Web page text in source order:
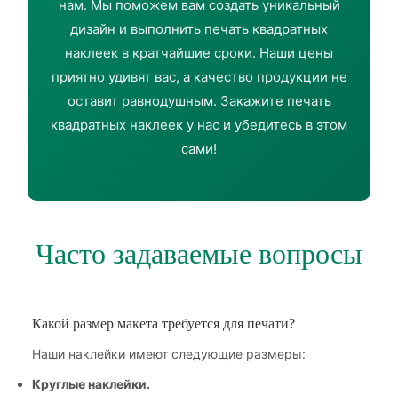
нам. Мы поможем вам создать уникальный
дизайн и выполнить печать квадратных
наклеек в кратчайшие сроки. Наши цены
приятно удивят вас, а качество продукции не
оставит равнодушным. Закажите печать
квадратных наклеек у нас и убедитесь в этом
сами!
Часто задаваемые вопросы
Какой размер макета требуется для печати?
Наши наклейки имеют следующие размеры:
Круглые наклейки.